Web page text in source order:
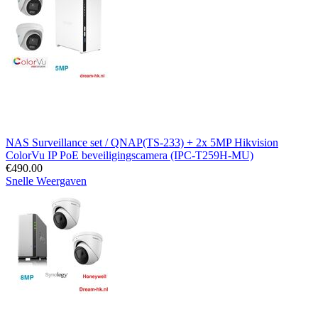
NAS Surveillance set / QNAP(TS-233) + 2x 5MP Hikvision
ColorVu IP PoE beveiligingscamera (IPC-T259H-MU)
€490.00
Snelle Weergaven